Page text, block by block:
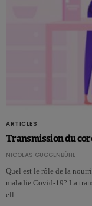
ARTICLES
Transmission du
NICOLAS GUGGENBÜHL
Quel est le rôle de la
maladie Covid-19? La
ell…